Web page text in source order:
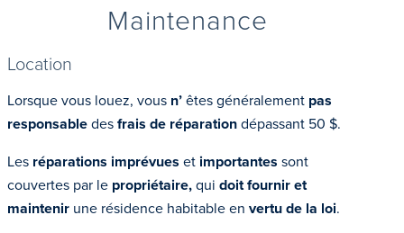
Maintenance
Location
Lorsque vous louez, vous n’êtes généralement pas
responsabledesfrais de réparationdépassant 50 $.
Les réparations imprévues et importantes sont
couvertes par le propriétaire,qui doit fournir et
maintenir une résidence habitable en vertu de la loi.